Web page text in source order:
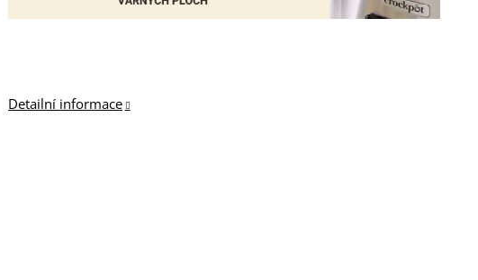
Detailní informace